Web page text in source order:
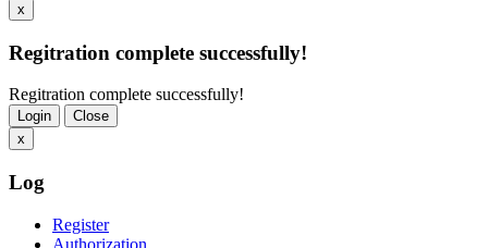
x
Regitration complete successfully!
Regitration complete successfully!
Login
Close
x
Log
Register
Authorization